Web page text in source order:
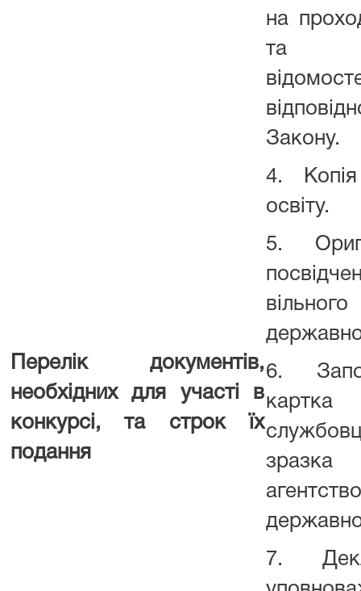
Перелік документів,
необхідних для участі в
конкурсі, та строк їх
подання
на
та
Закону.
4.
освіту.
5.
6.
зразка
7.